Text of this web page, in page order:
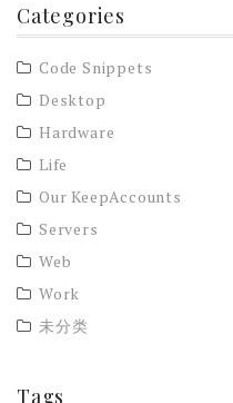
Categories
Code Snippets
Desktop
Hardware
Life
Our KeepAccounts
Servers
Web
Work
未分类
Tags